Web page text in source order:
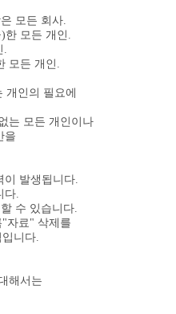
모든 회사.
한 모든 개인.
.
모든 개인.
인의 필요에
는 모든 개인이나
을
이 발생됩니다.
다.
수 있습니다.
자료" 삭제를
니다.
해서는